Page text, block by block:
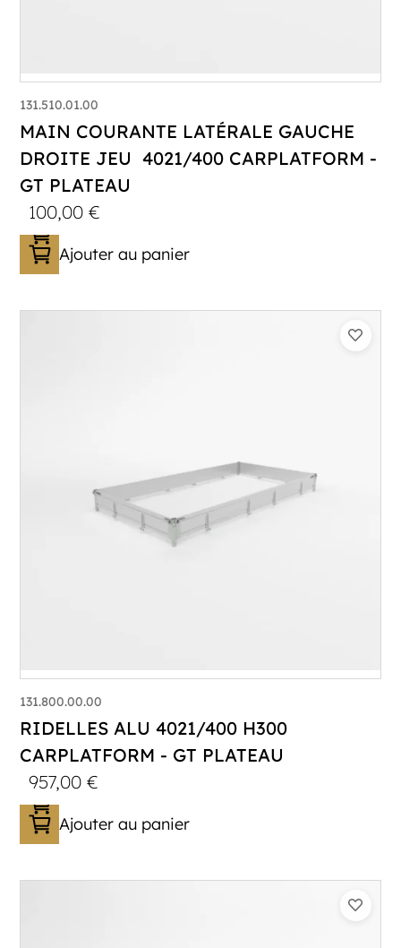
131.510.01.00
MAIN COURANTE LATÉRALE GAUCHE
DROITE JEU 4021/400 CARPLATFORM -
GT PLATEAU
100,00€
Ajouter au panier
131.800.00.00
RIDELLES ALU 4021/400 H300
CARPLATFORM - GT PLATEAU
957,00€
Ajouter au panier